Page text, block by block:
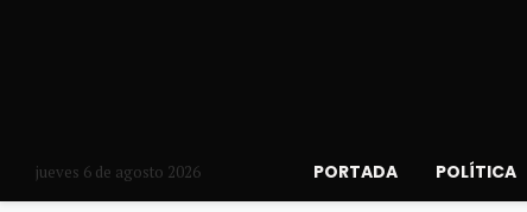
jueves 6 de agosto 2026 PORTADA POLÍTICA